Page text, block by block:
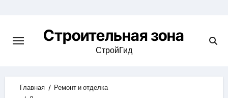
content
Строительная зона
СтройГид
Главная
Ремонт и отделка